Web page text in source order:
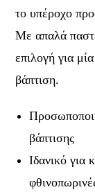
το υπέροχο
Με απαλά
επιλογή για
βάπτιση.
βάπτισης
Ιδανικό για